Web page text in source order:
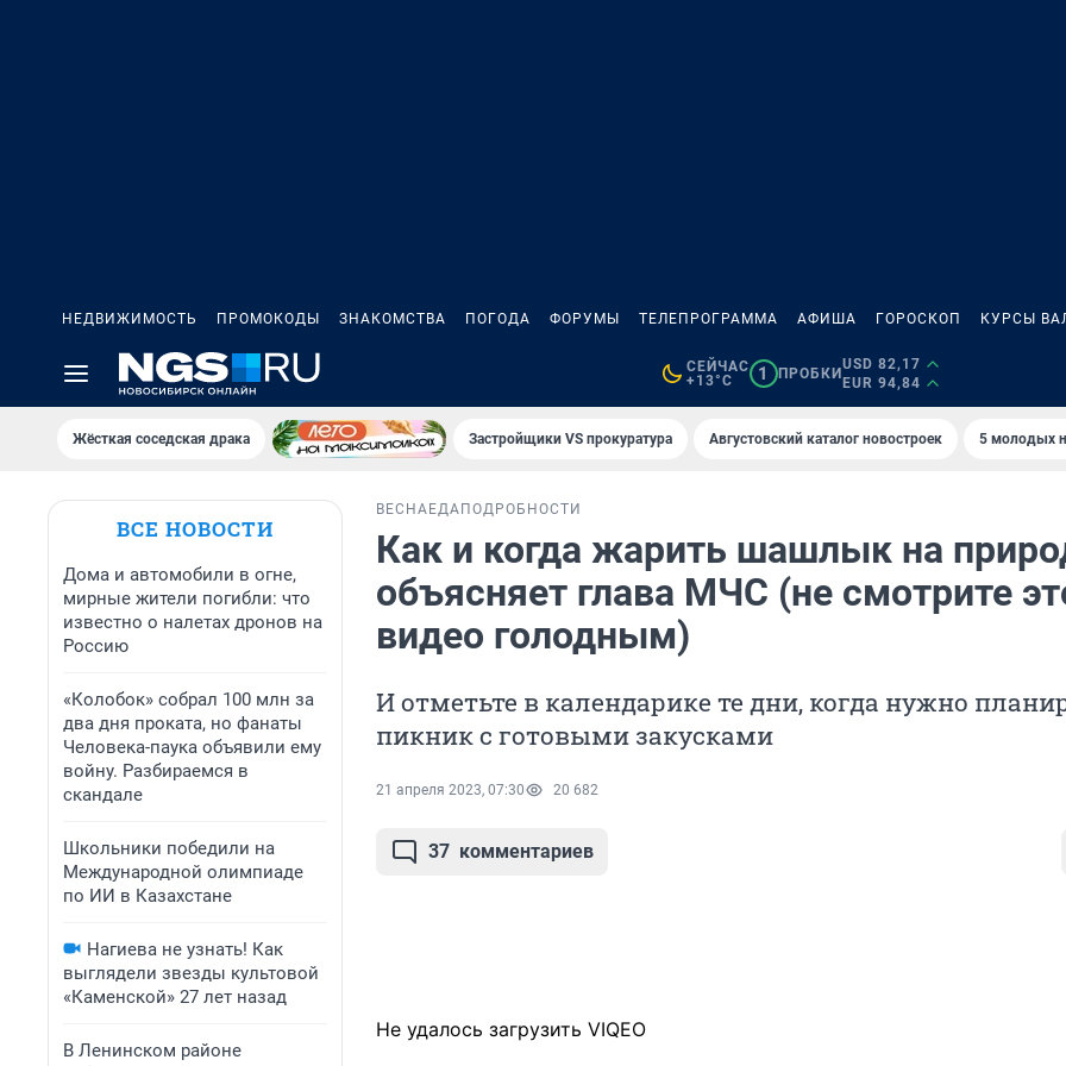
НЕДВИЖИМОСТЬ ПРОМОКОДЫ ЗНАКОМСТВА ПОГОДА ФОРУМЫ ТЕЛЕПРОГРАММА АФИША ГОРОСКОП КУРСЫ
СЕЙЧАС
+13°C
1 ПРОБКИ
USD 82,17
EUR 94,84
Жёсткая соседская драка Застройщики VS прокуратура Августовский каталог новостроек 5 молодых
ВСЕ НОВОСТИ
Дома и автомобили в огне,
мирные жители погибли: что
известно о налетах дронов на
Россию
«Колобок» собрал 100 млн за
два дня проката, но фанаты
Человека-паука объявили ему
войну. Разбираемся в
скандале
Школьники победили на
Международной олимпиаде
по ИИ в Казахстане
Нагиева не узнать! Как
выглядели звезды культовой
«Каменской» 27 лет назад
В Ленинском районе
ВЕСНА ЕДА ПОДРОБНОСТИ
Как и когда жарить шашлык на
объясняет глава МЧС (не смотрите
видео голодным)
И отметьте в календарике те дни, когда нужно
пикник с готовыми закусками
21 апреля 2023, 07:30 20 682
37 комментариев
Не удалось загрузить VIQEO